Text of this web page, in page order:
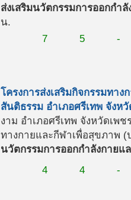
ส่งเสริมนวัตกรรมการออกกำ
น.
7
5 -
โครงการส่งเสริมกิจกรรมทาง
สันติธรรม อำเภอศรีเทพ จังห
งาม อำเภอศรีเทพ จังหวัดเพ
ทางกายและกีฬาเพื่อสุขภาพ (
นวัตกรรมการออกกำลังกายแ
4
4 -